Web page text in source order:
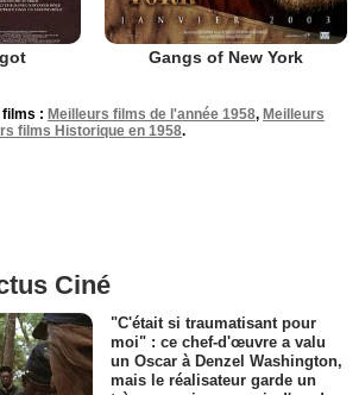
Gangs of New York
: Meilleurs films de l'année 1958, Meilleurs
films Historique en 1958.
Ciné
"C'était si traumatisant pour
moi" : ce chef-d'œuvre a valu
un Oscar à Denzel Washington,
mais le réalisateur garde un